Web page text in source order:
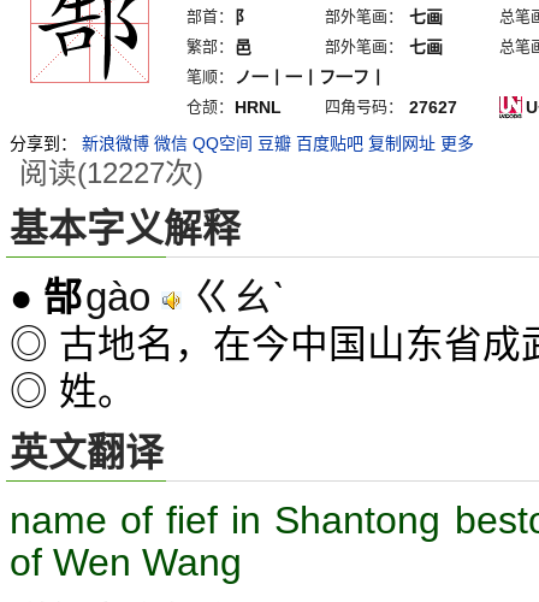
部首： 阝 部外笔画： 七画
总笔
繁部：
邑 部外笔画： 七画
总笔
笔顺：
ノ一丨一丨フ一フ丨
仓颉： HRNL 四角号码： 27627
分享到：
新浪微博 微信 QQ空间 豆瓣 百度贴吧 复制网址 更多
阅读(12227次)
基本字义解释
● 郜gào ㄍㄠˋ
◎ 古地名，在今中国山东省成
◎ 姓。
英文翻译
name of fief in Shantong
of Wen Wang